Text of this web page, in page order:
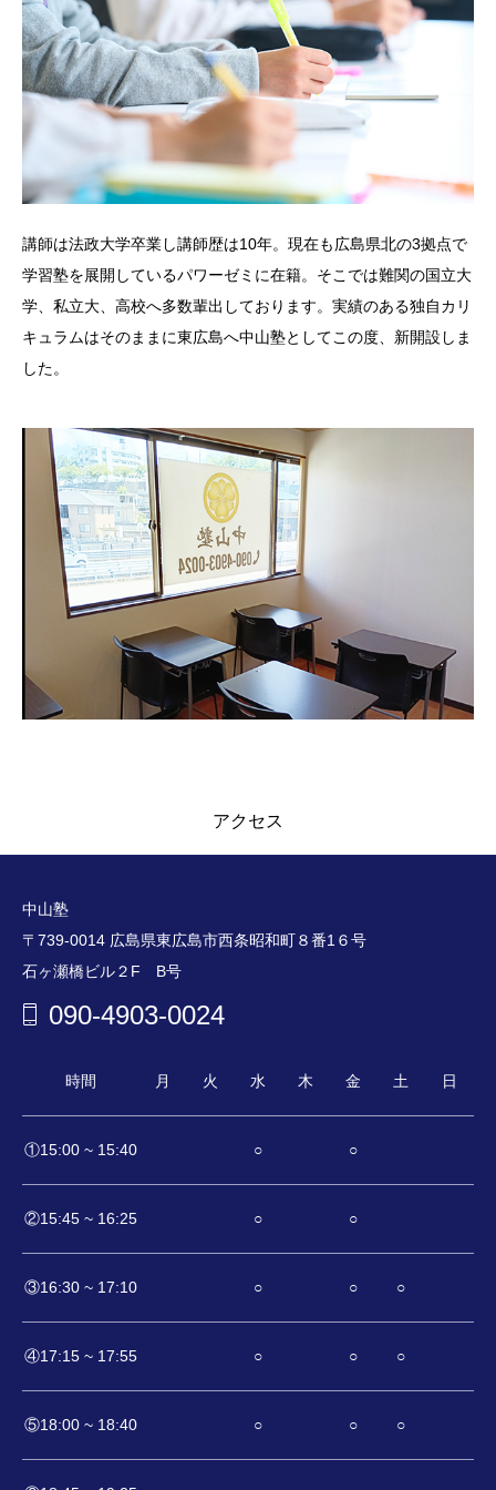
講師は法政大学卒業し講師歴は10年。現在も広島県北の3拠点で
学習塾を展開しているパワーゼミに在籍。そこでは難関の国立大
学、私立大、高校へ多数輩出しております。実績のある独自カリ
キュラムはそのままに東広島へ中山塾としてこの度、新開設しま
した。
アクセス
中山塾
〒739-0014 広島県東広島市西条昭和町８番1６号
石ヶ瀬橋ビル２F B号
090-4903-0024
時間 月 火 水 木 金 土 日
①15:00 ~ 15:40 ○ ○
②15:45 ~ 16:25 ○ ○
③16:30 ~ 17:10 ○ ○ ○
④17:15 ~ 17:55 ○ ○ ○
⑤18:00 ~ 18:40 ○ ○ ○